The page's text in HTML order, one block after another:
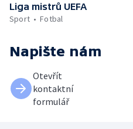
Liga mistrů UEFA
Sport
Fotbal
Napište nám
Otevřít
kontaktní
formulář